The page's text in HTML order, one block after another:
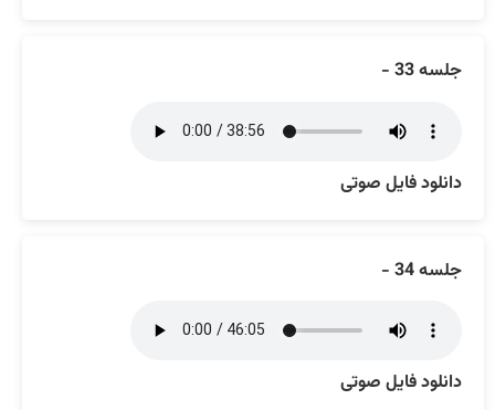
جلسه 33 -
دانلود فایل صوتی
جلسه 34 -
دانلود فایل صوتی